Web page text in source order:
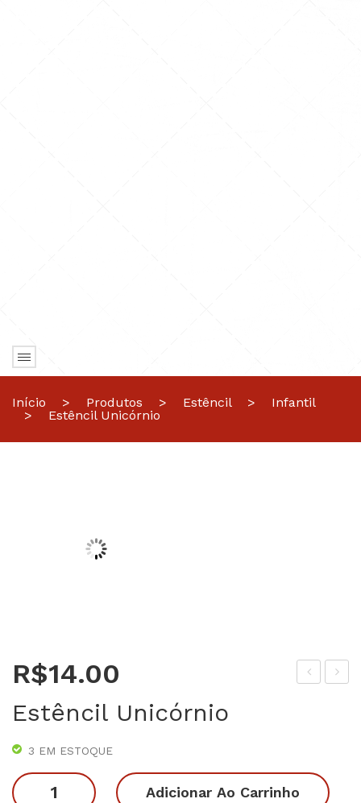
Início > Produtos > Estêncil >
Infantil
>
Estêncil Unicórnio
R$14.00
Estêncil Unicórnio
3 EM ESTOQUE
Estêncil
Adicionar Ao Carrinho